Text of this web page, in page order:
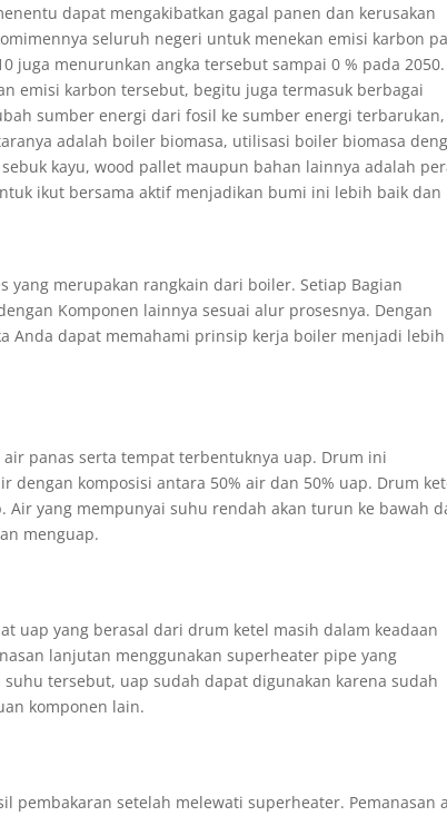
dapat mengakibatkan gagal panen dan kerusakan
seluruh negeri untuk menekan emisi karbon
juga menurunkan angka tersebut sampai 0 % pada 2050.
emisi karbon tersebut, begitu juga termasuk berbagai
sumber energi dari fosil ke sumber energi
adalah boiler biomasa, utilisasi boiler biomasa
kayu, wood pallet maupun bahan lainnya adalah
ikut bersama aktif menjadikan bumi ini lebih baik dan
yang merupakan rangkain dari boiler. Setiap Bagian
Komponen lainnya sesuai alur prosesnya. Dengan
Anda dapat memahami prinsip kerja boiler menjadi lebih
panas serta tempat terbentuknya uap. Drum ini
dengan komposisi antara 50% air dan 50% uap. Drum
Air yang mempunyai suhu rendah akan turun ke bawah
menguap.
uap yang berasal dari drum ketel masih dalam keadaan
lanjutan menggunakan superheater pipe yang
suhu tersebut, uap sudah dapat digunakan karena sudah
komponen lain.
pembakaran setelah melewati superheater. Pemanasan